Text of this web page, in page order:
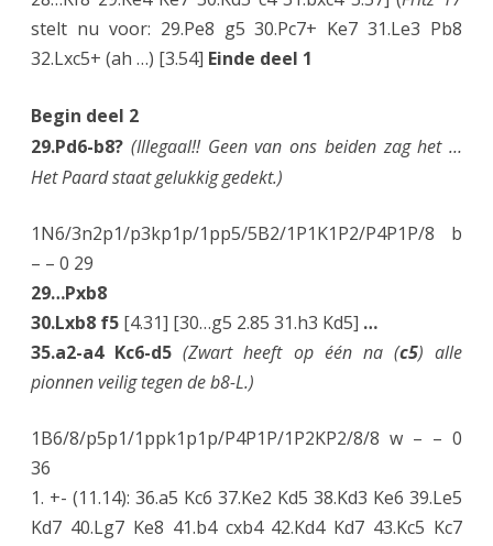
stelt nu voor: 29.Pe8 g5 30.Pc7+ Ke7 31.Le3 Pb8
32.Lxc5+ (ah …) [3.54] Einde deel 1
Begin deel 2
29.Pd6-b8? (Illegaal!! Geen van ons beiden zag het …
Het Paard staat gelukkig gedekt.)
1N6/3n2p1/p3kp1p/1pp5/5B2/1P1K1P2/P4P1P/8 b
– – 0 29
29…Pxb8
30.Lxb8 f5 [4.31] [30…g5 2.85 31.h3 Kd5] …
35.a2-a4 Kc6-d5 (Zwart heeft op één na (c5) alle
pionnen veilig tegen de b8-L.)
1B6/8/p5p1/1ppk1p1p/P4P1P/1P2KP2/8/8 w – – 0
36
1. +- (11.14): 36.a5 Kc6 37.Ke2 Kd5 38.Kd3 Ke6 39.Le5
Kd7 40.Lg7 Ke8 41.b4 cxb4 42.Kd4 Kd7 43.Kc5 Kc7